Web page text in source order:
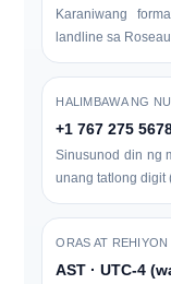
Karaniwang
landline sa
HALIMBAWA NG
+1 767 275
Sinusunod din ng
unang tatlong digit
ORAS AT REHIYON
AST · UTC-4